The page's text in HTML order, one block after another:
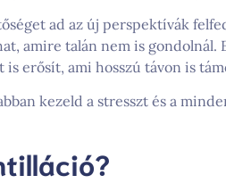
ad az új perspektívák
amire talán nem is gondolnál.
erősít, ami hosszú távon is
kezeld a stresszt és a